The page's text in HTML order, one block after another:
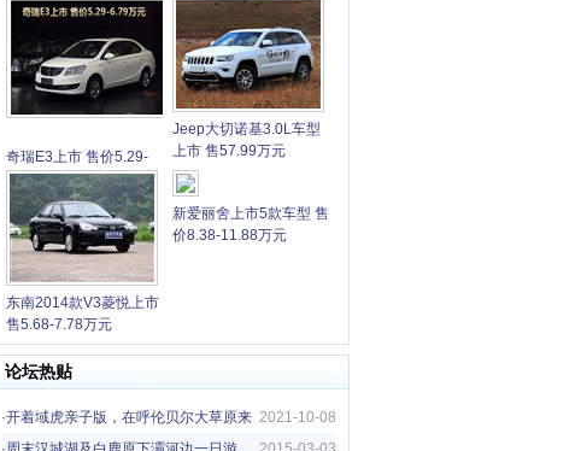
奇瑞E3上市 售价5.29-
6.79万元
Jeep大切诺基3.0L车型
上市 售57.99万元
东南2014款V3菱悦上市
售5.68-7.78万元
新爱丽舍上市5款车型 售
价8.38-11.88万元
论坛热贴
2021-10-08
·开着域虎亲子版，在呼伦贝尔大草原来